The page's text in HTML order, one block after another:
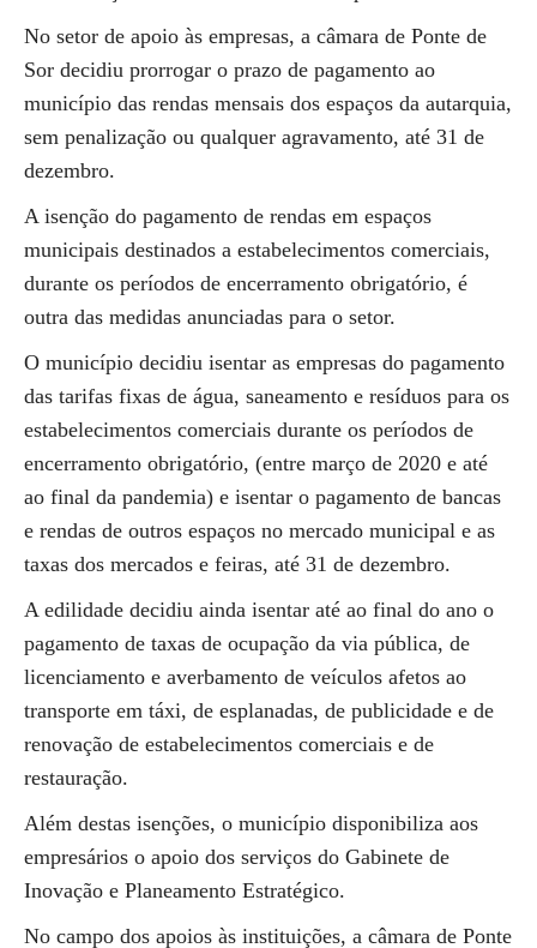
No setor de apoio às empresas, a câmara de Ponte de
Sor decidiu prorrogar o prazo de pagamento ao
município das rendas mensais dos espaços da autarquia,
sem penalização ou qualquer agravamento, até 31 de
dezembro.
A isenção do pagamento de rendas em espaços
municipais destinados a estabelecimentos comerciais,
durante os períodos de encerramento obrigatório, é
outra das medidas anunciadas para o setor.
O município decidiu isentar as empresas do pagamento
das tarifas fixas de água, saneamento e resíduos para os
estabelecimentos comerciais durante os períodos de
encerramento obrigatório, (entre março de 2020 e até
ao final da pandemia) e isentar o pagamento de bancas
e rendas de outros espaços no mercado municipal e as
taxas dos mercados e feiras, até 31 de dezembro.
A edilidade decidiu ainda isentar até ao final do ano o
pagamento de taxas de ocupação da via pública, de
licenciamento e averbamento de veículos afetos ao
transporte em táxi, de esplanadas, de publicidade e de
renovação de estabelecimentos comerciais e de
restauração.
Além destas isenções, o município disponibiliza aos
empresários o apoio dos serviços do Gabinete de
Inovação e Planeamento Estratégico.
No campo dos apoios às instituições, a câmara de Ponte